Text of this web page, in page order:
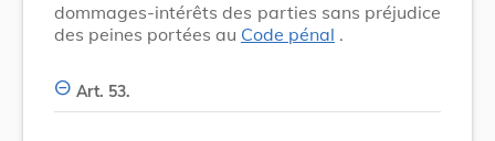
dommages-intérêts des parties sans préjudice
des peines portées au Code pénal .
Art. 53.